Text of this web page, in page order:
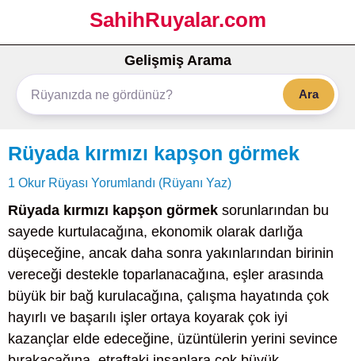
SahihRuyalar.com
Gelişmiş Arama
Ara
Rüyada kırmızı kapşon görmek
1 Okur Rüyası Yorumlandı (Rüyanı Yaz)
Rüyada kırmızı kapşon görmek sorunlarından bu
sayede kurtulacağına, ekonomik olarak darlığa
düşeceğine, ancak daha sonra yakınlarından birinin
vereceği destekle toparlanacağına, eşler arasında
büyük bir bağ kurulacağına, çalışma hayatında çok
hayırlı ve başarılı işler ortaya koyarak çok iyi
kazançlar elde edeceğine, üzüntülerin yerini sevince